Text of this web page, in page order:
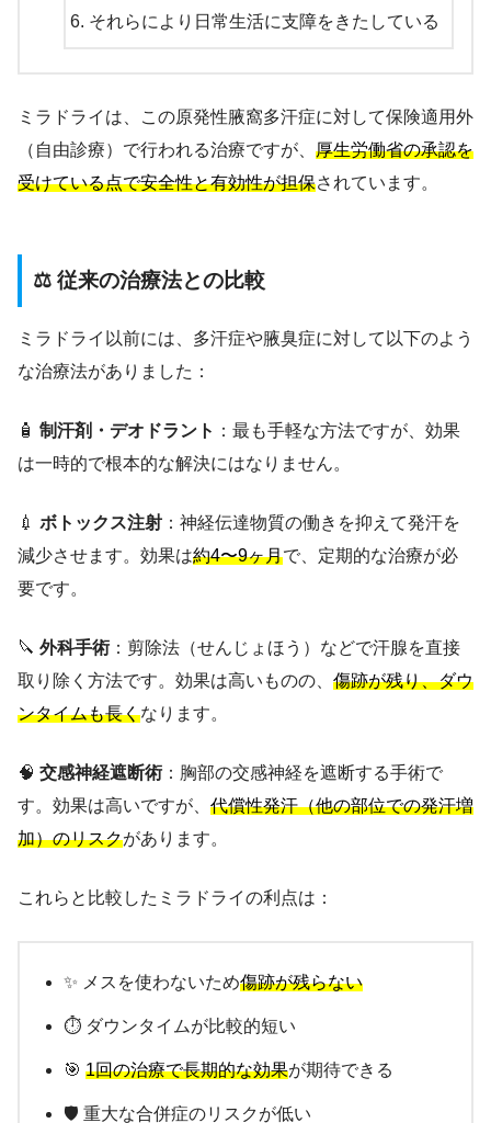
それらにより日常生活に支障をきたしている
ミラドライは、この原発性腋窩多汗症に対して保険適用外
（自由診療）で行われる治療ですが、 厚生労働省の承認を
受けている点で安全性と有効性が担保されています。
⚖️ 従来の治療法との比較
ミラドライ以前には、多汗症や腋臭症に対して以下のよう
な治療法がありました：
🧴 制汗剤・デオドラント ：最も手軽な方法ですが、効果
は一時的で根本的な解決にはなりません。
💉 ボトックス注射 ：神経伝達物質の働きを抑えて発汗を
減少させます。効果は約4〜9ヶ月で、定期的な治療が必
要です。
🔪 外科手術 ：剪除法（せんじょほう）などで汗腺を直接
取り除く方法です。効果は高いものの、 傷跡が残り、ダウ
ンタイムも長くなります。
🧠 交感神経遮断術 ：胸部の交感神経を遮断する手術で
す。効果は高いですが、 代償性発汗（他の部位での発汗増
加）のリスクがあります。
これらと比較したミラドライの利点は：
✨ メスを使わないため傷跡が残らない
⏱️ ダウンタイムが比較的短い
🎯 1回の治療で長期的な効果が期待できる
🛡️ 重大な合併症のリスクが低い